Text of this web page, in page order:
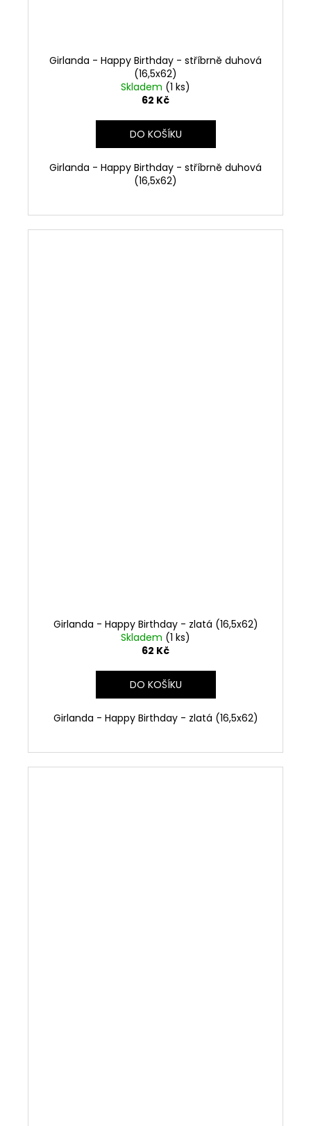
Girlanda - Happy Birthday - stříbrně duhová
(16,5x62)
Skladem (1 ks)
62 Kč
DO KOŠÍKU
Girlanda - Happy Birthday - stříbrně duhová
(16,5x62)
Girlanda - Happy Birthday - zlatá (16,5x62)
Skladem (1 ks)
62 Kč
DO KOŠÍKU
Girlanda - Happy Birthday - zlatá (16,5x62)